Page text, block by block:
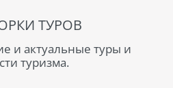
ТУРОВ
и актуальные туры и
туризма.